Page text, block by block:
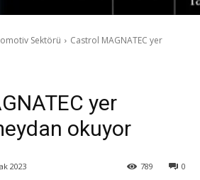
Sektörü
Castrol MAGNATEC yer
yer
okuyor
2023 0
789